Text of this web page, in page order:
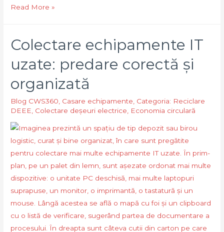
Economie
școli
rolul
CWS360.RO
Read More »
Colectare echipamente IT
uzate: predare corectă și
organizată
Blog CWS360 Casare echipamente Categoria: Reciclare
DEEE Colectare deșeuri electrice Economia circulară